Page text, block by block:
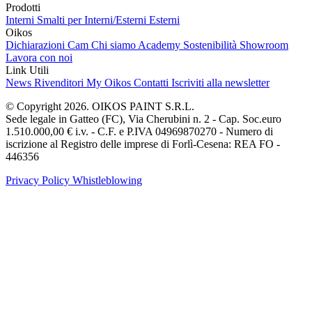
Prodotti
Interni Smalti per Interni/Esterni Esterni
Oikos
Dichiarazioni Cam Chi siamo Academy Sostenibilità Showroom
Lavora con noi
Link Utili
News Rivenditori My Oikos Contatti Iscriviti alla newsletter
© Copyright 2026. OIKOS PAINT S.R.L.
Sede legale in Gatteo (FC), Via Cherubini n. 2 - Cap. Soc.euro
1.510.000,00 € i.v. - C.F. e P.IVA 04969870270 - Numero di
iscrizione al Registro delle imprese di Forlì-Cesena: REA FO -
446356
Privacy Policy Whistleblowing